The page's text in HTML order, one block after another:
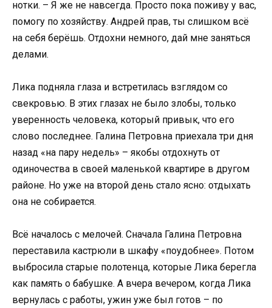
нотки. – Я же не навсегда. Просто пока поживу у вас,
помогу по хозяйству. Андрей прав, ты слишком всё
на себя берёшь. Отдохни немного, дай мне заняться
делами.
Лика подняла глаза и встретилась взглядом со
свекровью. В этих глазах не было злобы, только
уверенность человека, который привык, что его
слово последнее. Галина Петровна приехала три дня
назад «на пару недель» – якобы отдохнуть от
одиночества в своей маленькой квартире в другом
районе. Но уже на второй день стало ясно: отдыхать
она не собирается.
Всё началось с мелочей. Сначала Галина Петровна
переставила кастрюли в шкафу «поудобнее». Потом
выбросила старые полотенца, которые Лика берегла
как память о бабушке. А вчера вечером, когда Лика
вернулась с работы, ужин уже был готов – по